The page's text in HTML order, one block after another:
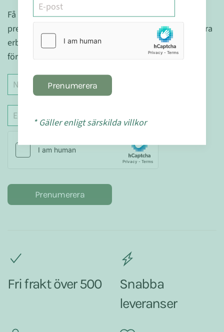
Få 10% rabatt på ditt nästa köp när du börjar
prenumerera på våra nyhetsbrev! Håll koll på alla våra
erbjudanden och ta del av särskilda erbjudande bara
för de som får vårt nyhetsbrev.
Prenumerera
Fri frakt över 500
Snabba
leveranser
Prenumerera
* Gäller enligt särskilda villkor